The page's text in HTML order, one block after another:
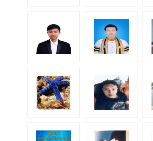
K.ลูกศร K.Neung
K.Koi K.